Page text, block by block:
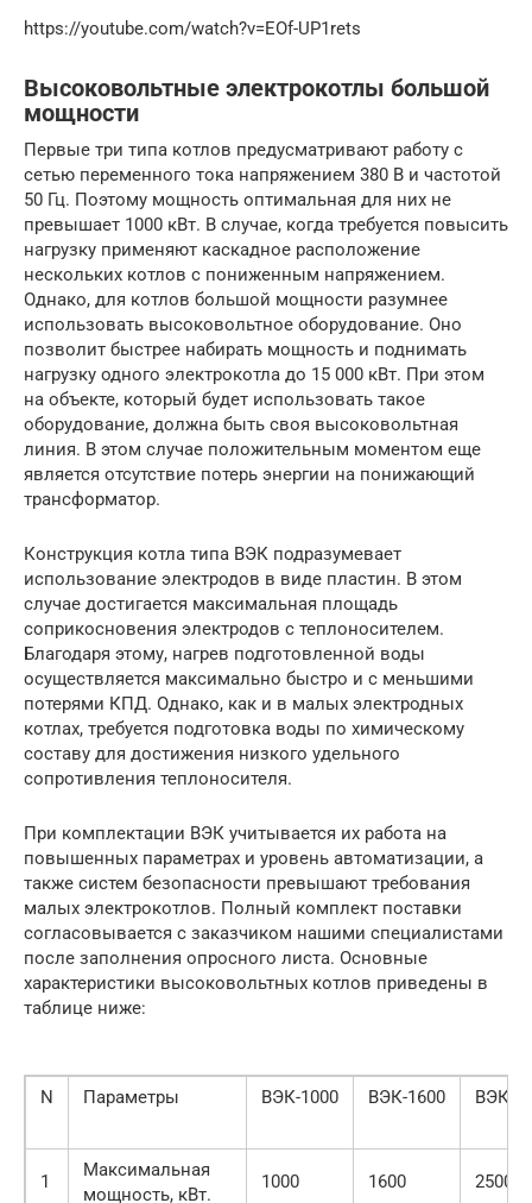
https://youtube.com/watch?v=EOf-UP1rets
Высоковольтные электрокотлы большой
мощности
Первые три типа котлов предусматривают работу с
сетью переменного тока напряжением 380 В и частотой
50 Гц. Поэтому мощность оптимальная для них не
превышает 1000 кВт. В случае, когда требуется повысить
нагрузку применяют каскадное расположение
нескольких котлов с пониженным напряжением.
Однако, для котлов большой мощности разумнее
использовать высоковольтное оборудование. Оно
позволит быстрее набирать мощность и поднимать
нагрузку одного электрокотла до 15 000 кВт. При этом
на объекте, который будет использовать такое
оборудование, должна быть своя высоковольтная
линия. В этом случае положительным моментом еще
является отсутствие потерь энергии на понижающий
трансформатор.
Конструкция котла типа ВЭК подразумевает
использование электродов в виде пластин. В этом
случае достигается максимальная площадь
соприкосновения электродов с теплоносителем.
Благодаря этому, нагрев подготовленной воды
осуществляется максимально быстро и с меньшими
потерями КПД. Однако, как и в малых электродных
котлах, требуется подготовка воды по химическому
составу для достижения низкого удельного
сопротивления теплоносителя.
При комплектации ВЭК учитывается их работа на
повышенных параметрах и уровень автоматизации, а
также систем безопасности превышают требования
малых электрокотлов. Полный комплект поставки
согласовывается с заказчиком нашими специалистами
после заполнения опросного листа. Основные
характеристики высоковольтных котлов приведены в
таблице ниже:
N Параметры ВЭК-1000 ВЭК-1600 ВЭК-
1
Максимальная
мощность, кВт.
1000 1600 2500